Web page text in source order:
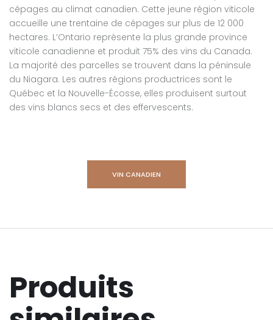
cépages au climat canadien. Cette jeune région viticole
accueille une trentaine de cépages sur plus de 12 000
hectares. L’Ontario représente la plus grande province
viticole canadienne et produit 75% des vins du Canada.
La majorité des parcelles se trouvent dans la péninsule
du Niagara. Les autres régions productrices sont le
Québec et la Nouvelle-Écosse, elles produisent surtout
des vins blancs secs et des effervescents.
VIN CANADIEN
Produits